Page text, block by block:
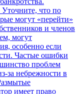
что по
могут «перейти»
и членов
могут
особенно если
Частые ошибки
проблем
небрежности в
имеет право